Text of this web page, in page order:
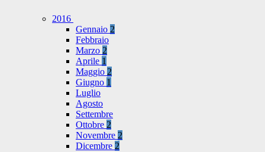
2016
Gennaio 2
Febbraio
Marzo 2
Aprile 1
Maggio 2
Giugno 1
Luglio
Agosto
Settembre
Ottobre 2
Novembre 2
Dicembre 2